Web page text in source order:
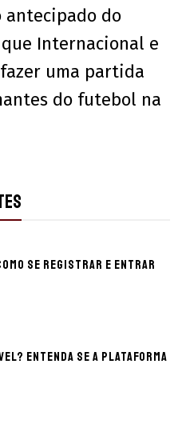
do
Internacional e
uma partida
do futebol na
se registrar e entrar
Entenda se a plataforma